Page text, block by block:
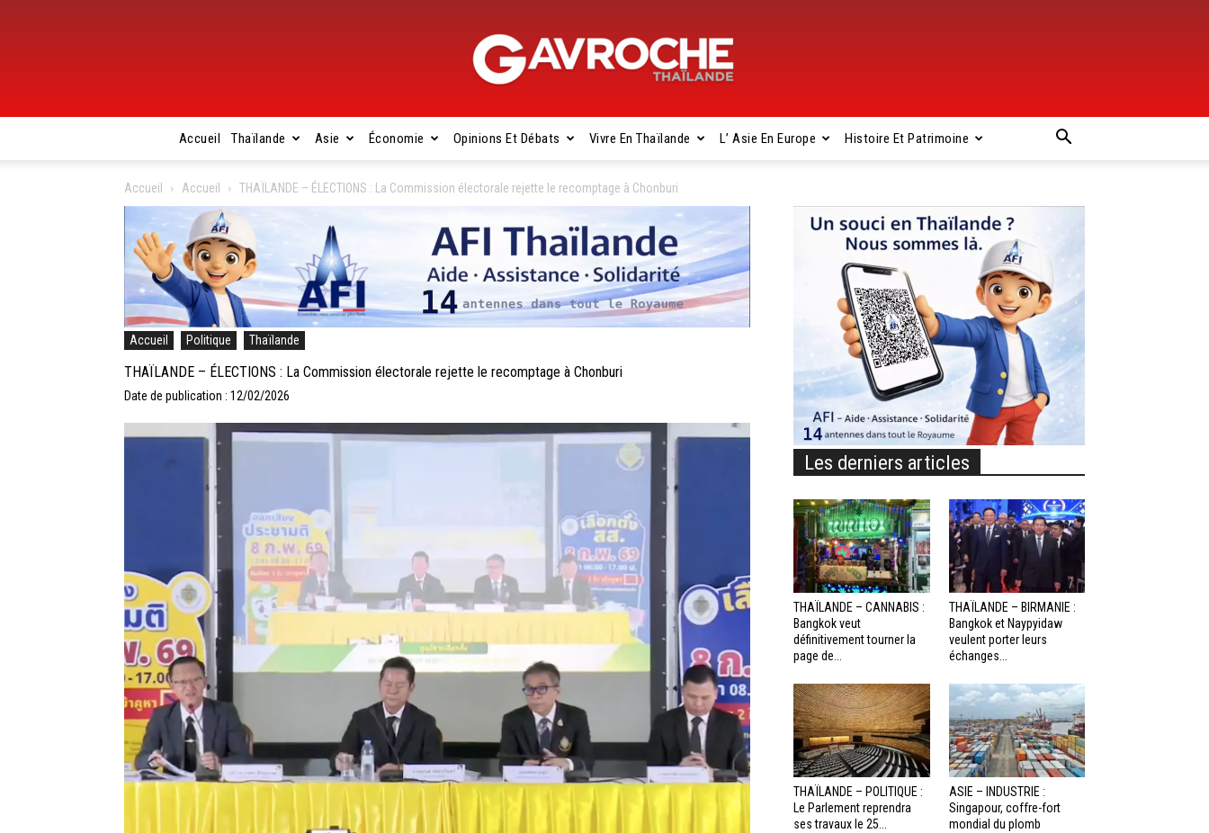
Gavroche
Thaïlande
Accueil Thaïlande Asie Économie Opinions Et Débats Vivre En Thaïlande L’ Asie En Europe Histoire Et Patrimoine
Accueil Accueil THAÏLANDE – ÉLECTIONS : La Commission électorale rejette le recomptage à Chonburi
Accueil Politique Thaïlande
THAÏLANDE – ÉLECTIONS : La Commission électorale rejette le recomptage à Chonburi
Date de publication : 12/02/2026
Les derniers articles
THAÏLANDE – CANNABIS :
Bangkok veut
définitivement tourner la
page de...
THAÏLANDE – BIRMANIE :
Bangkok et Naypyidaw
veulent porter leurs
échanges...
THAÏLANDE – POLITIQUE :
Le Parlement reprendra
ses travaux le 25...
ASIE – INDUSTRIE :
Singapour, coffre-fort
mondial du plomb